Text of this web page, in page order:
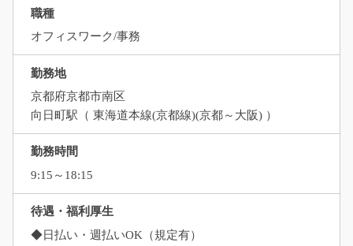
職種
オフィスワーク/事務
勤務地
京都府京都市南区
向日町駅（ 東海道本線(京都線)(京都～大阪) ）
勤務時間
9:15～18:15
待遇・福利厚生
◆日払い・週払いOK（規定有）